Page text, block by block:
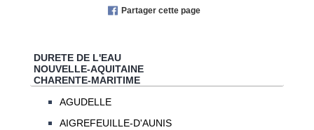
Partager cette page
DURETE DE L'EAU
NOUVELLE-AQUITAINE
CHARENTE-MARITIME
AGUDELLE
AIGREFEUILLE-D'AUNIS